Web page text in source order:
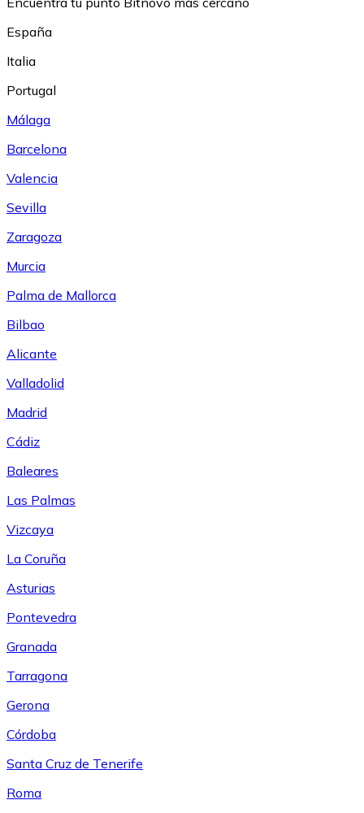
España
Italia
Portugal
Málaga
Barcelona
Valencia
Sevilla
Zaragoza
Murcia
Palma de Mallorca
Bilbao
Alicante
Valladolid
Madrid
Cádiz
Baleares
Las Palmas
Vizcaya
La Coruña
Asturias
Pontevedra
Granada
Tarragona
Gerona
Córdoba
Santa Cruz de Tenerife
Roma